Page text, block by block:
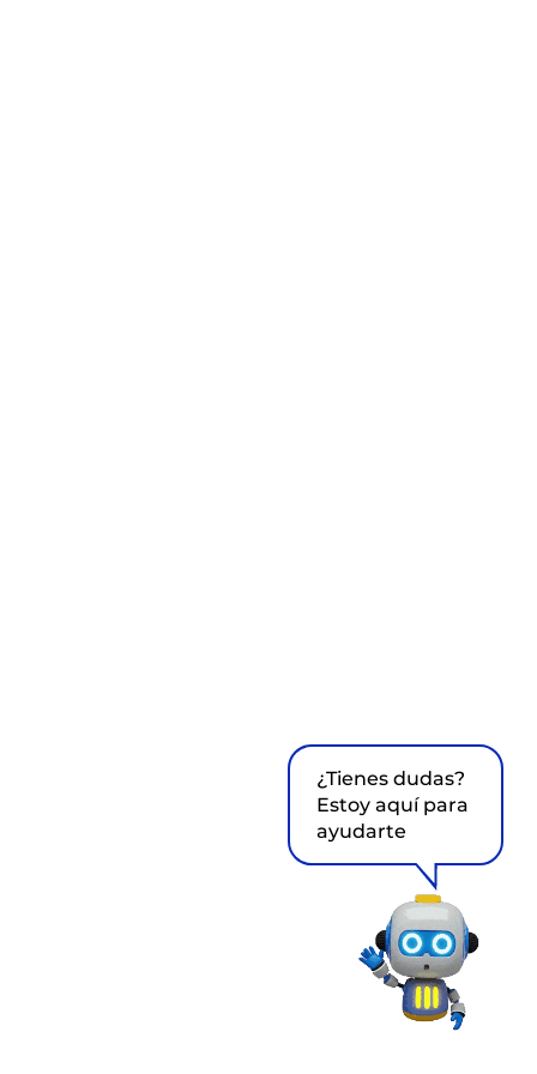
¿Tienes dudas?
Estoy aquí para
ayudarte